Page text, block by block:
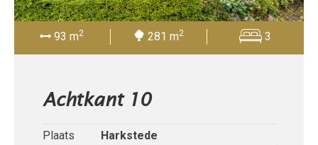
93 m2 281 m2 3
Achtkant 10
Plaats
Harkstede